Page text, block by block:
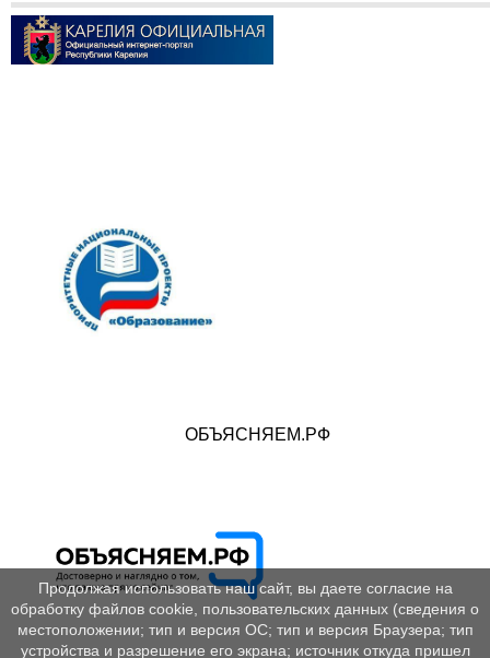
ОБЪЯСНЯЕМ.РФ
Продолжая использовать наш сайт, вы даете согласие на
обработку файлов cookie, пользовательских данных (сведения о
местоположении; тип и версия ОС; тип и версия Браузера; тип
устройства и разрешение его экрана; источник откуда пришел